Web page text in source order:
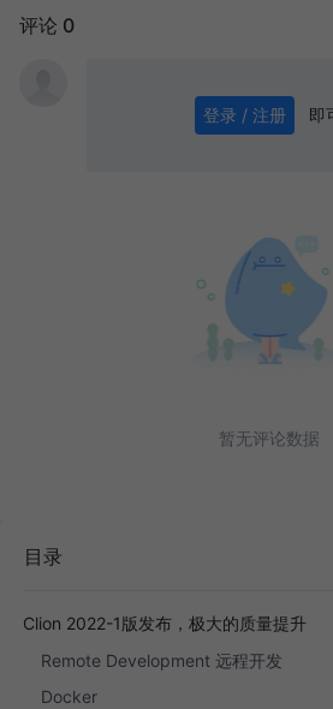
评论 0
登录 / 注册 即
暂无评论数据
目录
Clion 2022-1版发布，极大的质量提升
Remote Development 远程开发
Docker